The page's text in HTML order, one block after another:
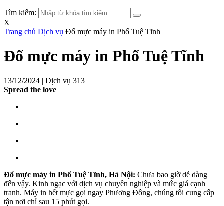
Tìm kiếm:
X
Trang chủ Dịch vụ Đổ mực máy in Phố Tuệ Tĩnh
Đổ mực máy in Phố Tuệ Tĩnh
13/12/2024 | Dịch vụ 313
Spread the love
Đổ mực máy in Phố Tuệ Tĩnh, Hà Nội: Chưa bao giờ dễ dàng
đến vậy. Kinh ngạc với dịch vụ chuyên nghiệp và mức giá cạnh
tranh. Máy in hết mực gọi ngay Phương Đông, chúng tôi cung cấp
tận nơi chỉ sau 15 phút gọi.